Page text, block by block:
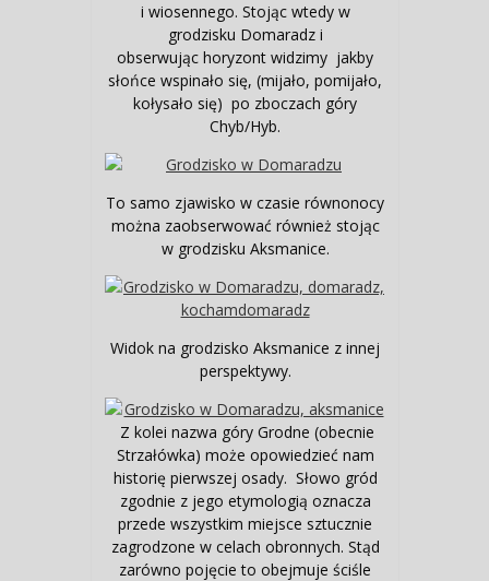
i wiosennego. Stojąc wtedy w
grodzisku Domaradz i
obserwując horyzont widzimy jakby
słońce wspinało się, (mijało, pomijało,
kołysało się) po zboczach góry
Chyb/Hyb.
To samo zjawisko w czasie równonocy
można zaobserwować również stojąc
w grodzisku Aksmanice.
Widok na grodzisko Aksmanice z innej
perspektywy.
Z kolei nazwa góry Grodne (obecnie
Strzałówka) może opowiedzieć nam
historię pierwszej osady. Słowo gród
zgodnie z jego etymologią oznacza
przede wszystkim miejsce sztucznie
zagrodzone w celach obronnych. Stąd
zarówno pojęcie to obejmuje ściśle